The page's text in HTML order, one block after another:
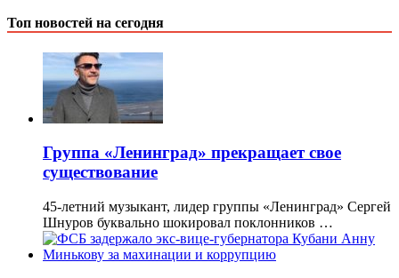
Топ новостей на сегодня
Группа «Ленинград» прекращает свое
существование
45-летний музыкант, лидер группы «Ленинград» Сергей
Шнуров буквально шокировал поклонников …